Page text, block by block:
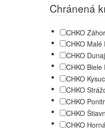
Chránená
CHKO
CHKO Malé
CHKO
CHKO Biele
CHKO
CHKO
CHKO
CHKO
CHKO